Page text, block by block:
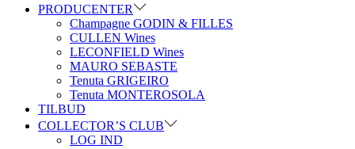
PRODUCENTER
Champagne GODIN & FILLES
CULLEN Wines
LECONFIELD Wines
MAURO SEBASTE
Tenuta GRIGEIRO
Tenuta MONTEROSOLA
TILBUD
COLLECTOR’S CLUB
LOG IND